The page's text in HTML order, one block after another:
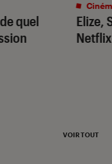
quel
Elize,
VOIR TOUT